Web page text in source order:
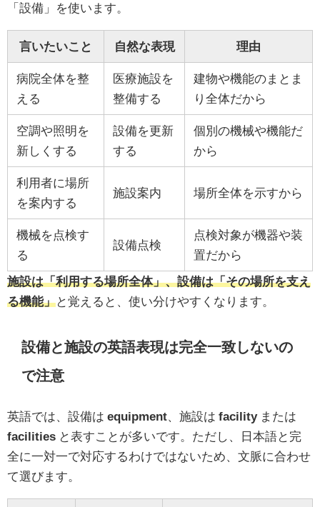
「設備」を使います。
言いたいこと 自然な表現 理由
病院全体を整
える
医療施設を
整備する
建物や機能のまとま
り全体だから
空調や照明を
新しくする
設備を更新
する
個別の機械や機能だ
から
利用者に場所
を案内する
施設案内 場所全体を示すから
機械を点検す
る
設備点検
点検対象が機器や装
置だから
施設は「利用する場所全体」、設備は「その場所を支え
る機能」と覚えると、使い分けやすくなります。
設備と施設の英語表現は完全一致しないの
で注意
英語では、設備は equipment 、施設は facilityまたは
facilities と表すことが多いです。ただし、日本語と完
全に一対一で対応するわけではないため、文脈に合わせ
て選びます。